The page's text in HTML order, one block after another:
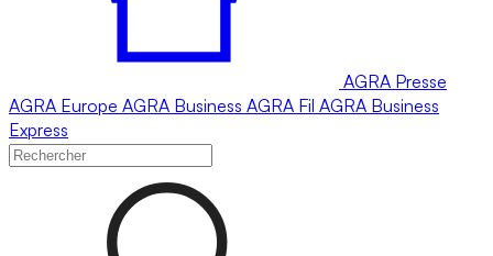
AGRA Presse
AGRA Europe AGRA Business AGRA Fil AGRA Business
Express